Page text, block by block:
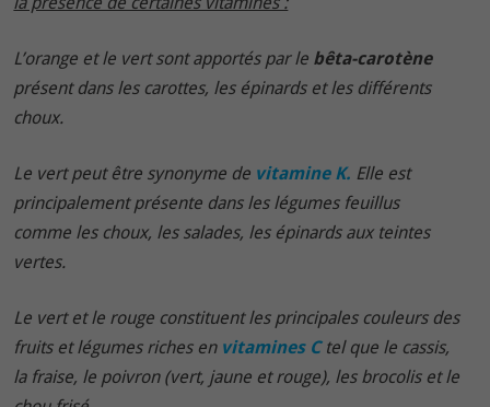
L’orange et le vert sont apportés par le bêta-carotène
présent dans les carottes, les épinards et les différents
choux.
Le vert peut être synonyme de vitamine K. Elle est
principalement présente dans les légumes feuillus
comme les choux, les salades, les épinards aux teintes
vertes.
Le vert et le rouge constituent les principales couleurs des
fruits et légumes riches en vitamines C tel que le cassis,
la fraise, le poivron (vert, jaune et rouge), les brocolis et le